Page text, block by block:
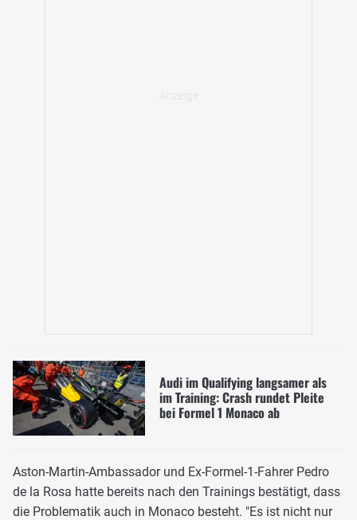
Audi im Qualifying langsamer als
im Training: Crash rundet Pleite
bei Formel 1 Monaco ab
Aston-Martin-Ambassador und Ex-Formel-1-Fahrer Pedro
de la Rosa hatte bereits nach den Trainings bestätigt, dass
die Problematik auch in Monaco besteht. "Es ist nicht nur